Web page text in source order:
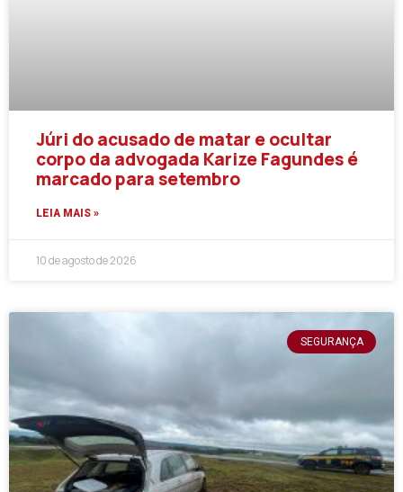
Júri do acusado de matar e ocultar
corpo da advogada Karize Fagundes é
marcado para setembro
LEIA MAIS »
10 de agosto de 2026
SEGURANÇA